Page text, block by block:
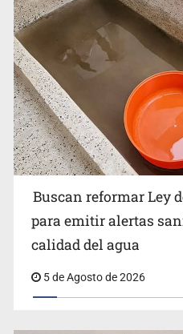
Ken Salazar afirma que no
entre el gobierno de
Buscan reformar Ley
para emitir alertas
calidad del agua
5 de Agosto de 2026